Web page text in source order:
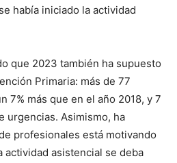
había iniciado la actividad
que 2023 también ha supuesto
Primaria: más de 77
7% más que en el año 2018, y 7
urgencias. Asimismo, ha
profesionales está motivando
actividad asistencial se deba